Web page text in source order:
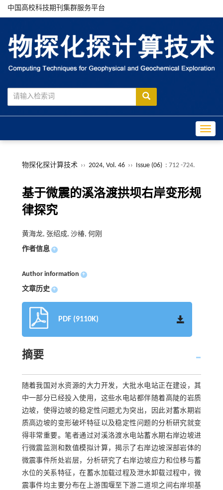
中国高校科技期刊集群服务平台
物探化探计算技术 ›› 2024, Vol. 46 ›› Issue (06) : 712 -724.
基于微震的溪洛渡拱坝右岸变形规
律探究
黄海龙, 张绍成, 沙椿, 何刚
作者信息 +
Author information +
文章历史 +
PDF (9110K)
摘要
随着我国对水资源的大力开发，大批水电站正在建设，其
中一部分已经投入使用，这些水电站都伴随着高陡的岩质
边坡，使得边坡的稳定性问题尤为突出，因此对蓄水期岩
质高边坡的变形破坏特征以及稳定性问题的分析研究就变
得非常重要。笔者通过对溪洛渡水电站蓄水期右岸边坡进
行微震监测和数值模拟计算，揭示了右岸边坡深部岩体的
微震事件所处岩层，分析研究了右岸边坡应力和位移与蓄
水位的关系特征，在蓄水加载过程及泄水卸载过程中，微
震事件均主要分布在上游围堰至下游二道坝之间右岸坝基